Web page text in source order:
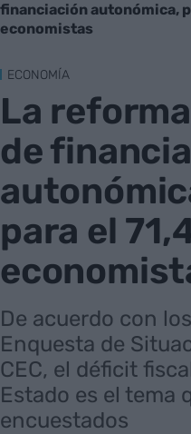
financiación autonómica,
economistas
ECONOMÍA
La
de
para el
De acuerdo con
Enquesta de
CEC, el déficit
Estado es el tema
encuestados